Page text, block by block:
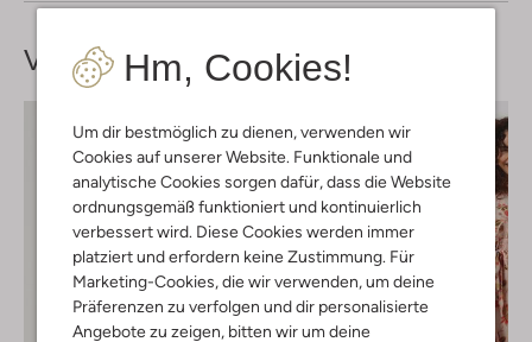
Hm, Cookies!
Um dir bestmöglich zu dienen, verwenden wir
Cookies auf unserer Website. Funktionale und
analytische Cookies sorgen dafür, dass die Website
ordnungsgemäß funktioniert und kontinuierlich
verbessert wird. Diese Cookies werden immer
platziert und erfordern keine Zustimmung. Für
Marketing-Cookies, die wir verwenden, um deine
Präferenzen zu verfolgen und dir personalisierte
Angebote zu zeigen, bitten wir um deine
Vervollständige deinenLook